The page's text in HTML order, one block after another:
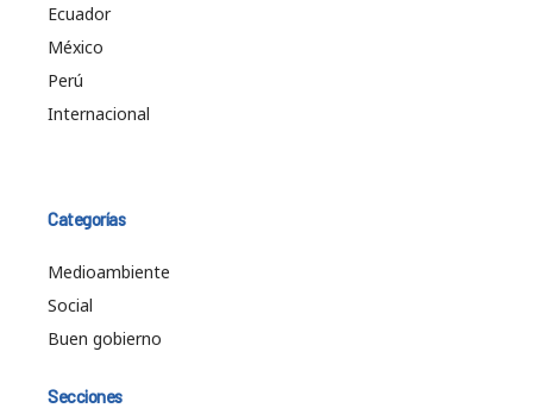
Ecuador
México
Perú
Internacional
Categorías
Medioambiente
Social
Buen gobierno
Secciones